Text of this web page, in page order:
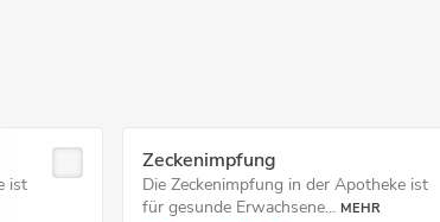
ist
Zeckenimpfung
Die Zeckenimpfung in der Apotheke ist
für gesunde Erwachsene... MEHR